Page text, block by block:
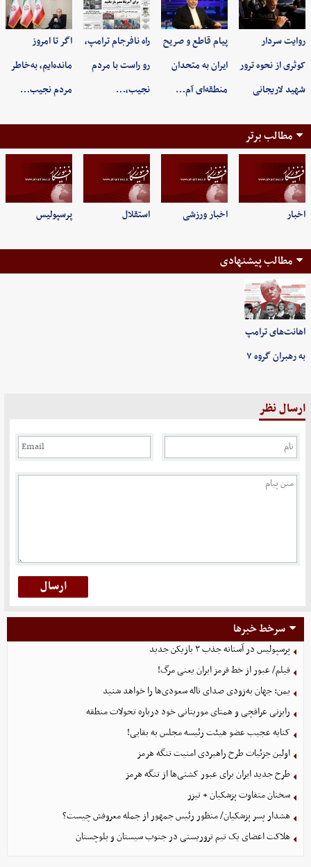
روایت سردار
کوثری از نحوه ترور
شهید لاریجانی
پیام قاطع و صریح
ایران به متحدان
منطقه‌ای آم…
راه نافرجام ترامپ،
رو راست با مردم
نجیب،…
اگر تا امروز
مانده‌ایم، به‌خاطر
مردم نجیب…
مطالب برتر
اخبار اخبار ورزشی استقلال پرسپولیس
مطالب پیشنهادی
اهانت‌های ترامپ
به رهبران گروه ۷
ارسال نظر
سرخط خبرها
پرسپولیس در آستانه جذب ۳ بازیکن جدید
فیلم/ عبور از خط قرمز ایران یعنی مرگ!
یمن: جهان به‌زودی صدای ناله سعودی‌ها را خواهد شنید
رایزنی عراقچی و همتای موریتانی خود درباره تحولات منطقه
کنایه عجیب عضو هیئت رئیسه مجلس به بقایی!
اولین جزئیات طرح راهبردی امنیت تنگه هرمز
طرح جدید ایران برای عبور کشتی‌ها از تنگه هرمز
سخنان متفاوت پزشکیان + تیزر
هشدار پسر پزشکیان/ منظور رئیس جمهور از جمله معروفش چیست؟
هلاکت اعضای یک تیم تروریستی در جنوب سیستان و بلوچستان